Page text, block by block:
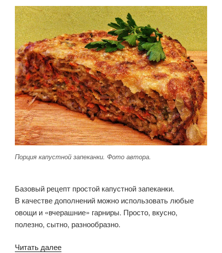
Порция капустной запеканки. Фото автора.
Базовый рецепт простой капустной запеканки.
В качестве дополнений можно использовать любые
овощи и «вчерашние» гарниры. Просто, вкусно,
полезно, сытно, разнообразно.
Читать далее«Капустная